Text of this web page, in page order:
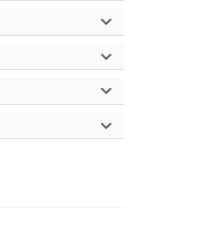



